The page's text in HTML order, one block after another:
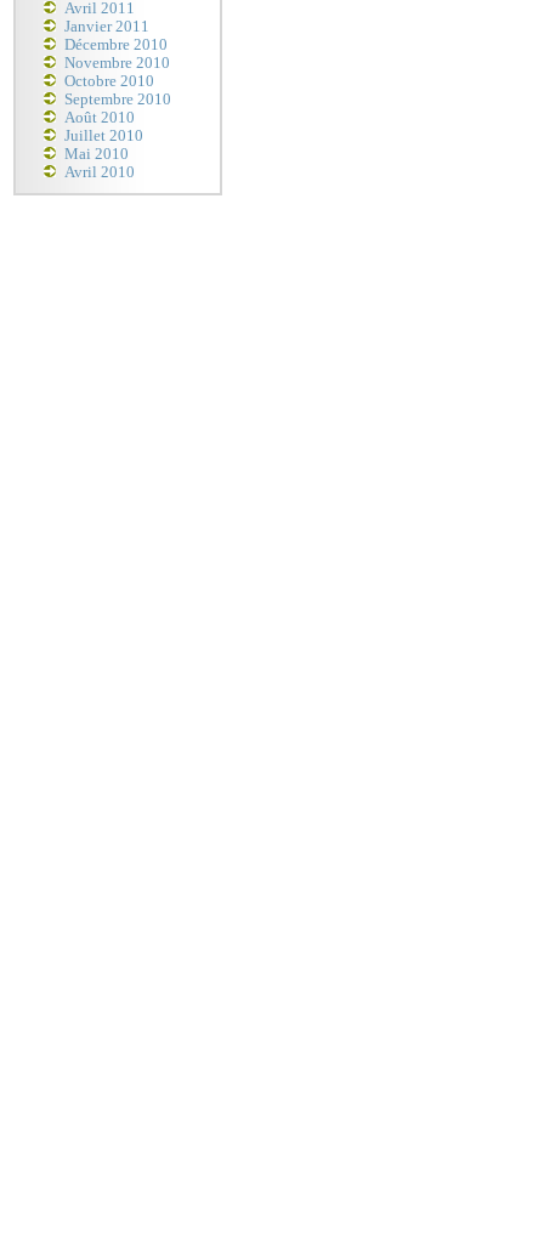
Avril 2011
Janvier 2011
Décembre 2010
Novembre 2010
Octobre 2010
Septembre 2010
Août 2010
Juillet 2010
Mai 2010
Avril 2010